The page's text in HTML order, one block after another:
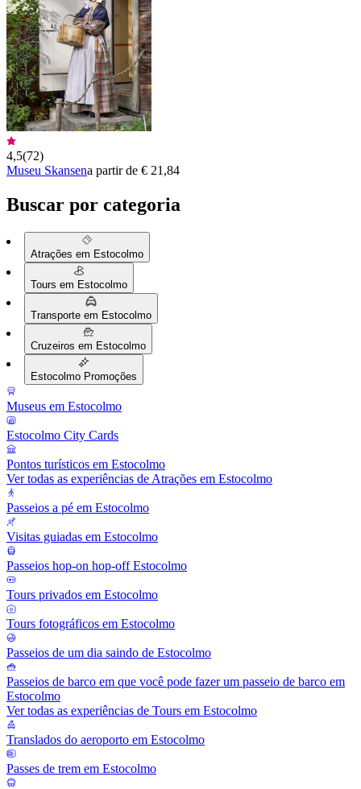
4,5(72)
Museu Skansena partir de € 21,84
Buscar por categoria
Atrações em Estocolmo
Tours em Estocolmo
Transporte em Estocolmo
Cruzeiros em Estocolmo
Estocolmo Promoções
Museus em Estocolmo
Estocolmo City Cards
Pontos turísticos em Estocolmo
Ver todas as experiências de Atrações em Estocolmo
Passeios a pé em Estocolmo
Visitas guiadas em Estocolmo
Passeios hop-on hop-off Estocolmo
Tours privados em Estocolmo
Tours fotográficos em Estocolmo
Passeios de um dia saindo de Estocolmo
Passeios de barco em que você pode fazer um passeio de barco em
Estocolmo
Ver todas as experiências de Tours em Estocolmo
Translados do aeroporto em Estocolmo
Passes de trem em Estocolmo